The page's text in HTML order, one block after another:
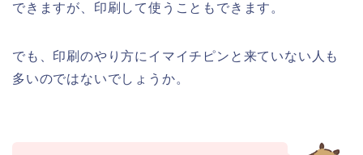
できますが、印刷して使うこともできます。
でも、印刷のやり方にイマイチピンと来ていない人も
多いのではないでしょうか。